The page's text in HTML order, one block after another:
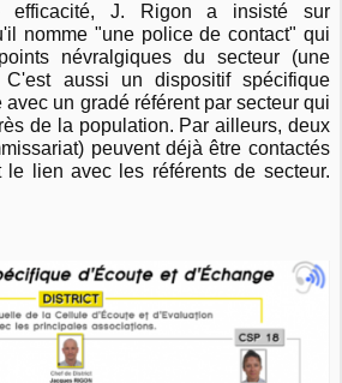
efficacité, J. Rigon a insisté sur
nomme "une police de contact" qui
névralgiques du secteur (une
C'est aussi un dispositif spécifique
un gradé référent par secteur qui
de la population. Par ailleurs, deux
peuvent déjà être contactés
le lien avec les référents de secteur.